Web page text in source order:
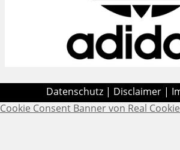
Datenschutz| Disclaimer|
Cookie Consent Banner von Real